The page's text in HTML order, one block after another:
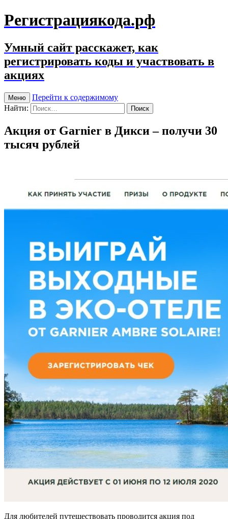
Регистрациякода.рф
Умный сайт расскажет, как
регистрировать коды и участвовать в
акциях
Меню
Перейти к содержимому
Найти:
Акция от Garnier в Дикси – получи 30
тысяч рублей
Для любителей путешествовать проводится акция под